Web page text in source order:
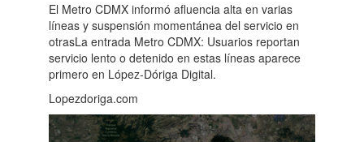
El Metro CDMX informó afluencia alta en varias
líneas y suspensión momentánea del servicio en
otrasLa entrada Metro CDMX: Usuarios reportan
servicio lento o detenido en estas líneas aparece
primero en López-Dóriga Digital.
Lopezdoriga.com